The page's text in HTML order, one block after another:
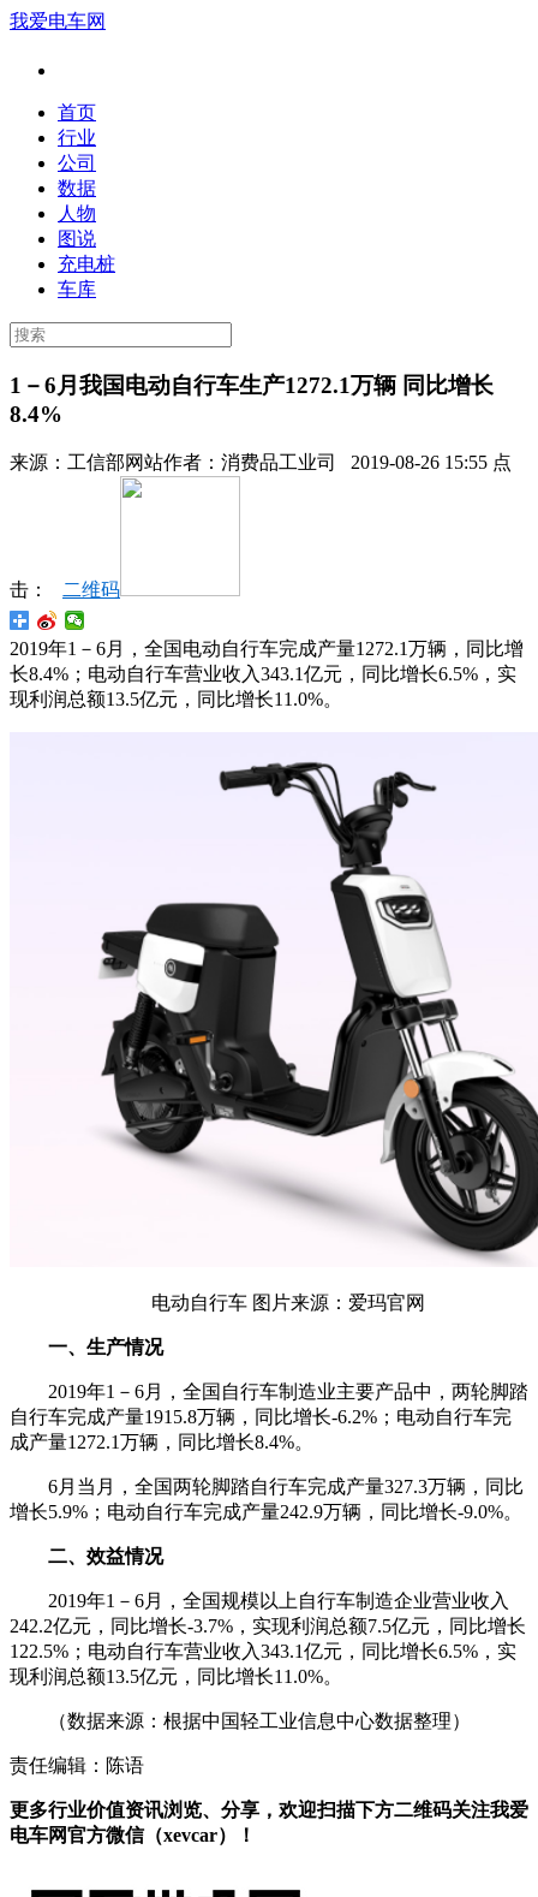
我爱电车网
首页
行业
公司
数据
人物
图说
充电桩
车库
1－6月我国电动自行车生产1272.1万辆 同比增长
8.4%
来源： 工信部网站作者： 消费品工业司 2019-08-26 15:55 点
击： 二维码
2019年1－6月，全国电动自行车完成产量1272.1万辆，同比增
长8.4%；电动自行车营业收入343.1亿元，同比增长6.5%，实
现利润总额13.5亿元，同比增长11.0%。
电动自行车 图片来源：爱玛官网
一、生产情况
2019年1－6月，全国自行车制造业主要产品中，两轮脚踏
自行车完成产量1915.8万辆，同比增长-6.2%；电动自行车完
成产量1272.1万辆，同比增长8.4%。
6月当月，全国两轮脚踏自行车完成产量327.3万辆，同比
增长5.9%；电动自行车完成产量242.9万辆，同比增长-9.0%。
二、效益情况
2019年1－6月，全国规模以上自行车制造企业营业收入
242.2亿元，同比增长-3.7%，实现利润总额7.5亿元，同比增长
122.5%；电动自行车营业收入343.1亿元，同比增长6.5%，实
现利润总额13.5亿元，同比增长11.0%。
（数据来源：根据中国轻工业信息中心数据整理）
责任编辑：陈语
更多行业价值资讯浏览、分享，欢迎扫描下方二维码关注我爱
电车网官方微信（xevcar）！